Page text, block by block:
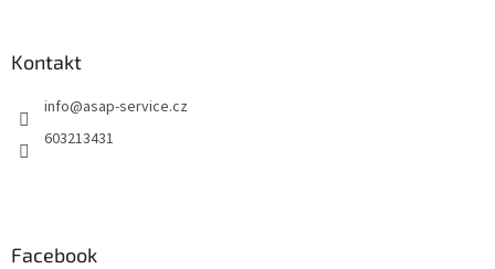
Kontakt
info@asap-service.cz
603213431
Facebook